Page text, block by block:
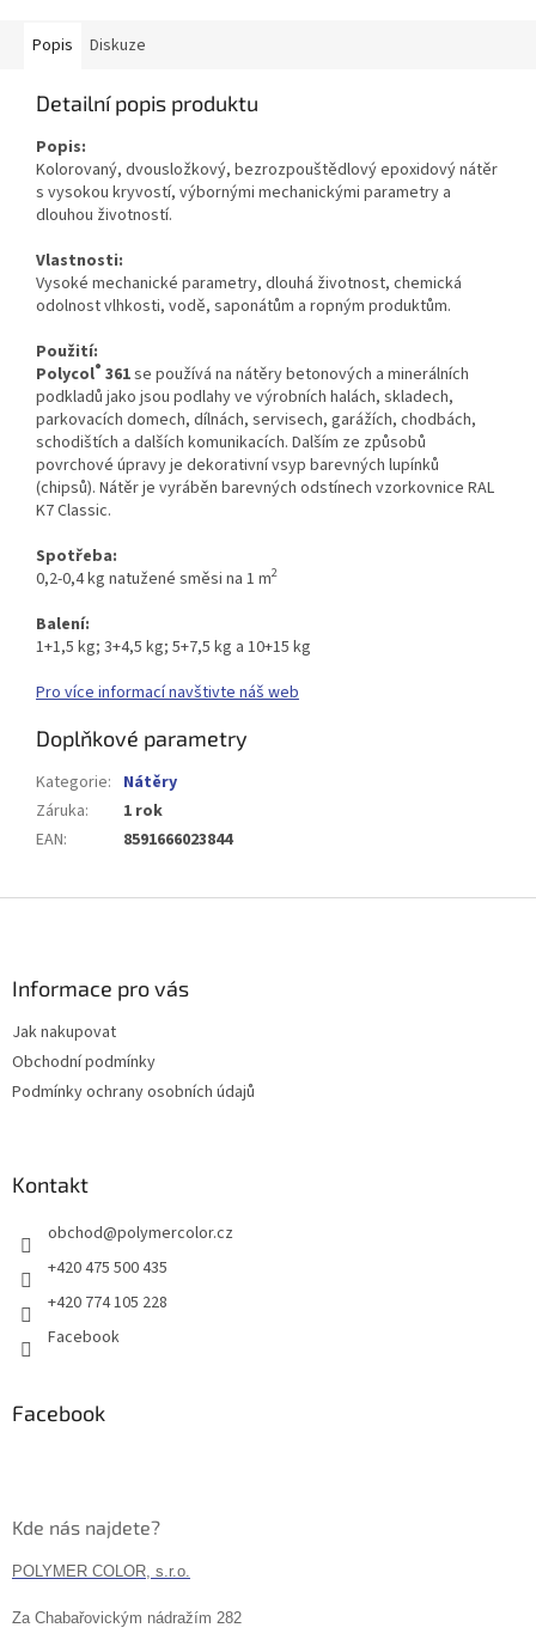
Popis Diskuze
Detailní popis produktu
Popis:
Kolorovaný, dvousložkový, bezrozpouštědlový epoxidový nátěr
s vysokou kryvostí, výbornými mechanickými parametry a
dlouhou životností.
Vlastnosti:
Vysoké mechanické parametry, dlouhá životnost, chemická
odolnost vlhkosti, vodě, saponátům a ropným produktům.
Použití:
Polycol® 361se používá na nátěry betonových a minerálních
podkladů jako jsou podlahy ve výrobních halách, skladech,
parkovacích domech, dílnách, servisech, garážích, chodbách,
schodištích a dalších komunikacích. Dalším ze způsobů
povrchové úpravy je dekorativní vsyp barevných lupínků
(chipsů). Nátěr je vyráběn barevných odstínech vzorkovnice RAL
K7 Classic.
Spotřeba:
0,2-0,4 kg natužené směsi na 1 m2
Balení:
1+1,5 kg; 3+4,5 kg; 5+7,5 kg a 10+15 kg
Pro více informací navštivte náš web
Doplňkové parametry
Kategorie: Nátěry
Záruka:
1 rok
EAN: 8591666023844
Informace pro vás
Jak nakupovat
Obchodní podmínky
Podmínky ochrany osobních údajů
Kontakt
obchod@polymercolor.cz
+420 475 500 435
+420 774 105 228
Facebook
Facebook
Kde nás najdete?
POLYMER COLOR, s.r.o.
Za Chabařovickým nádražím 282